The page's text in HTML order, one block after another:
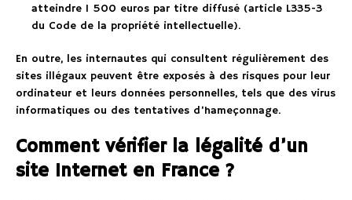
atteindre 1 500 euros par titre diffusé (article L335-3
du Code de la propriété intellectuelle).
En outre, les internautes qui consultent régulièrement des
sites illégaux peuvent être exposés à des risques pour leur
ordinateur et leurs données personnelles, tels que des virus
informatiques ou des tentatives d’hameçonnage.
Comment vérifier la légalité d’un
site Internet en France ?